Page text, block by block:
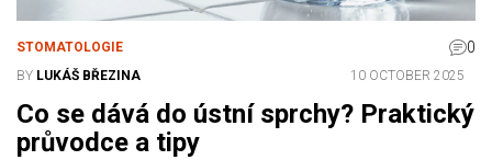
STOMATOLOGIE 0
BY LUKÁŠ BŘEZINA 10 OCTOBER 2025
Co se dává do ústní sprchy? Praktický
průvodce a tipy